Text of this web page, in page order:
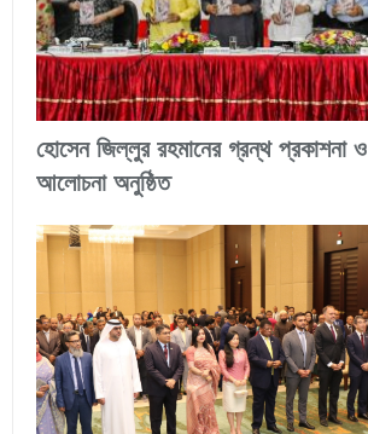
হোসেন জিল্লুর রহমানের গ্রন্থ প্রকাশনা ও
আলোচনা অনুষ্ঠিত